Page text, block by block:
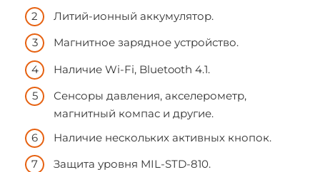
Литий-ионный аккумулятор.
Магнитное зарядное устройство.
Наличие Wi-Fi, Bluetooth 4.1.
Сенсоры давления, акселерометр,
магнитный компас и другие.
Наличие нескольких активных кнопок.
Защита уровня MIL-STD-810.